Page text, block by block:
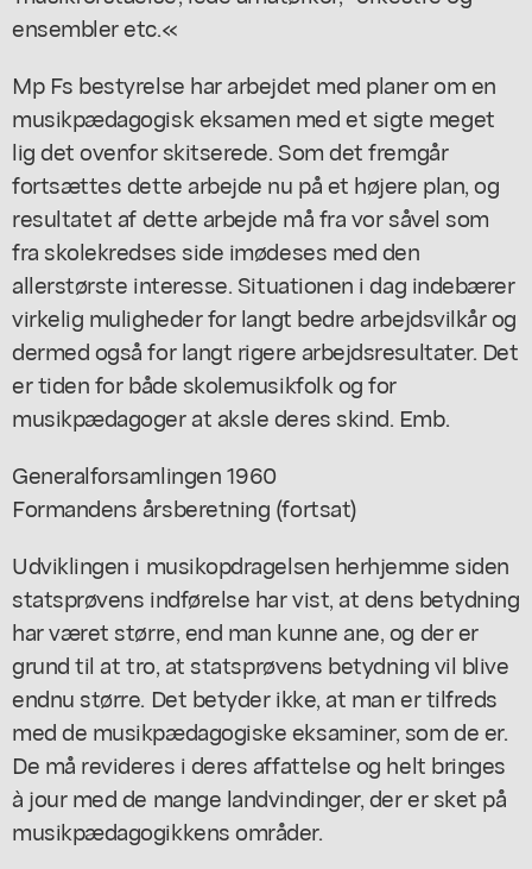
ensembler etc.«
Mp Fs bestyrelse har arbejdet med planer om en
musikpædagogisk eksamen med et sigte meget
lig det ovenfor skitserede. Som det fremgår
fortsættes dette arbejde nu på et højere plan, og
resultatet af dette arbejde må fra vor såvel som
fra skolekredses side imødeses med den
allerstørste interesse. Situationen i dag indebærer
virkelig muligheder for langt bedre arbejdsvilkår og
dermed også for langt rigere arbejdsresultater. Det
er tiden for både skolemusikfolk og for
musikpædagoger at aksle deres skind. Emb.
Generalforsamlingen 1960
Formandens årsberetning (fortsat)
Udviklingen i musikopdragelsen herhjemme siden
statsprøvens indførelse har vist, at dens betydning
har været større, end man kunne ane, og der er
grund til at tro, at statsprøvens betydning vil blive
endnu større. Det betyder ikke, at man er tilfreds
med de musikpædagogiske eksaminer, som de er.
De må revideres i deres affattelse og helt bringes
à jour med de mange landvindinger, der er sket på
musikpædagogikkens områder.